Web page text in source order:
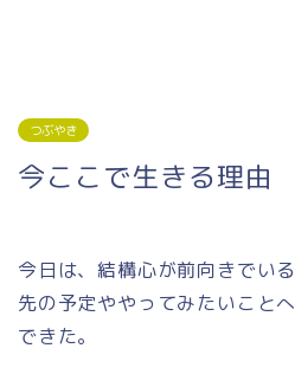
つぶやき
今ここで生きる理由
今日は、結構心が前向きでい
先の予定ややってみたいこと
できた。